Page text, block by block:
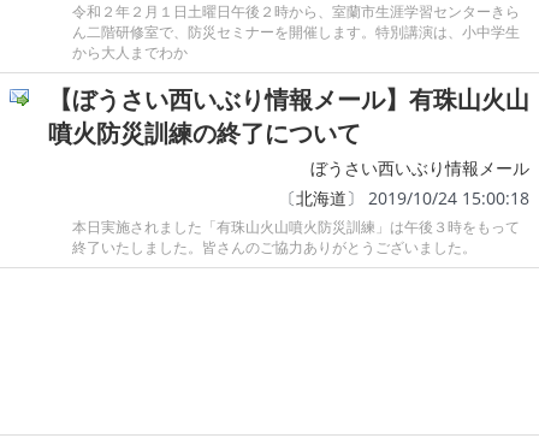
令和２年２月１日土曜日午後２時から、室蘭市生涯学習センターきら
ん二階研修室で、防災セミナーを開催します。特別講演は、小中学生
から大人までわか
【ぼうさい西いぶり情報メール】有珠山火山
噴火防災訓練の終了について
ぼうさい西いぶり情報メール
〔北海道〕 2019/10/24 15:00:18
本日実施されました「有珠山火山噴火防災訓練」は午後３時をもって
終了いたしました。皆さんのご協力ありがとうございました。